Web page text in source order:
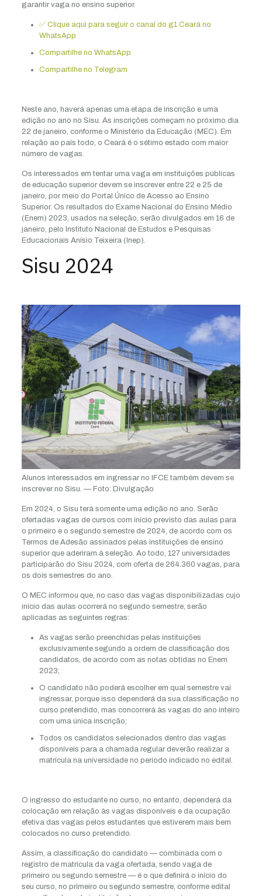
garantir vaga no ensino superior.
✅ Clique aqui para seguir o canal do g1 Ceará no
WhatsApp
Compartilhe no WhatsApp
Compartilhe no Telegram
Neste ano, haverá apenas uma etapa de inscrição e uma
edição no ano no Sisu. As inscrições começam no próximo dia
22 de janeiro, conforme o Ministério da Educação (MEC). Em
relação ao país todo, o Ceará é o sétimo estado com maior
número de vagas.
Os interessados em tentar uma vaga em instituições públicas
de educação superior devem se inscrever entre 22 e 25 de
janeiro, por meio do Portal Único de Acesso ao Ensino
Superior. Os resultados do Exame Nacional do Ensino Médio
(Enem) 2023, usados na seleção, serão divulgados em 16 de
janeiro, pelo Instituto Nacional de Estudos e Pesquisas
Educacionais Anísio Teixeira (Inep).
Sisu 2024
Alunos interessados em ingressar no IFCE também devem se
inscrever no Sisu. — Foto: Divulgação
Em 2024, o Sisu terá somente uma edição no ano. Serão
ofertadas vagas de cursos com início previsto das aulas para
o primeiro e o segundo semestre de 2024, de acordo com os
Termos de Adesão assinados pelas instituições de ensino
superior que aderiram à seleção. Ao todo, 127 universidades
participarão do Sisu 2024, com oferta de 264.360 vagas, para
os dois semestres do ano.
O MEC informou que, no caso das vagas disponibilizadas cujo
início das aulas ocorrerá no segundo semestre, serão
aplicadas as seguintes regras:
As vagas serão preenchidas pelas instituições
exclusivamente segundo a ordem de classificação dos
candidatos, de acordo com as notas obtidas no Enem
2023;
O candidato não poderá escolher em qual semestre vai
ingressar, porque isso dependerá da sua classificação no
curso pretendido, mas concorrerá às vagas do ano inteiro
com uma única inscrição;
Todos os candidatos selecionados dentro das vagas
disponíveis para a chamada regular deverão realizar a
matrícula na universidade no período indicado no edital.
O ingresso do estudante no curso, no entanto, dependerá da
colocação em relação às vagas disponíveis e da ocupação
efetiva das vagas pelos estudantes que estiverem mais bem
colocados no curso pretendido.
Assim, a classificação do candidato — combinada com o
registro de matrícula da vaga ofertada, sendo vaga de
primeiro ou segundo semestre — é o que definirá o início do
seu curso, no primeiro ou segundo semestre, conforme edital